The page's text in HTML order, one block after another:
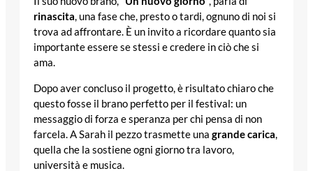
rinascita, una fase che, presto o tardi, ognuno di noi si
trova ad affrontare. È un invito a ricordare quanto sia
importante essere se stessi e credere in ciò che si
ama.
Dopo aver concluso il progetto, è risultato chiaro che
questo fosse il brano perfetto per il festival: un
messaggio di forza e speranza per chi pensa di non
farcela. A Sarah il pezzo trasmette una grande carica,
quella che la sostiene ogni giorno tra lavoro,
università e musica.